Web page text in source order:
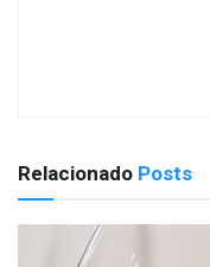
Relacionado Posts